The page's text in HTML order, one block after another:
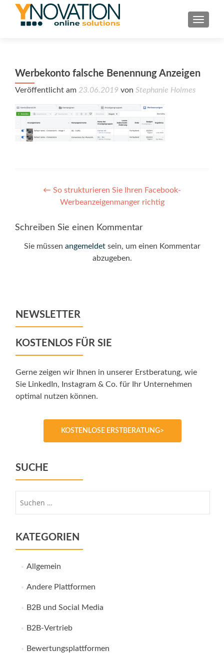
Werbekonto falsche Benennung Anzeigen
Veröffentlicht am 23.06.2019 von Stephanie Holmes
Post
navigation
← So strukturieren Sie Ihren Facebook-
Werbeanzeigenmanger richtig
Schreiben Sie einen Kommentar
Sie müssen angemeldetsein, um einen Kommentar
abzugeben.
NEWSLETTER
KOSTENLOS FÜR SIE
Gerne zeigen wir Ihnen in unserer Erstberatung, wie
Sie LinkedIn, Instagram & Co. für Ihr Unternehmen
optimal nutzen können.
KOSTENLOSE ERSTBERATUNG>
SUCHE
KATEGORIEN
Allgemein
Andere Plattformen
B2B und Social Media
B2B-Vertrieb
Bewertungsplattformen